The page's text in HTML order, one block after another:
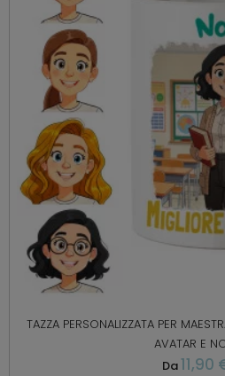
TAZZA PERSONALIZZATA PER
AVATAR E
Da11,90